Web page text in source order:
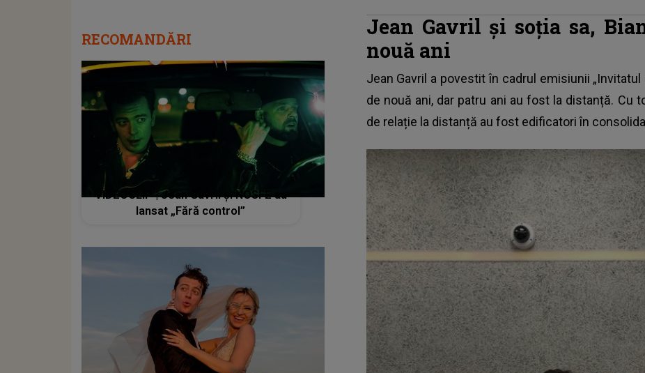
Jean Gavril și soția sa,
nouă ani
Jean Gavril a povestit în cadrul emisiunii
de nouă ani, dar patru ani au fost la distanță. Cu
de relație la distanță au fost edificatori în
RECOMANDĂRI
VIDEOCLIP | Jean Gavril și NOSFE au
lansat „Fără control”